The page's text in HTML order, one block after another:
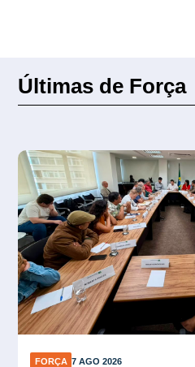
Últimas de Força
FORÇA 7 AGO 2026